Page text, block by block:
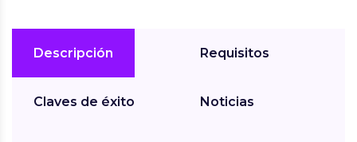
Descripción
Claves de éxito
Requisitos
Noticias